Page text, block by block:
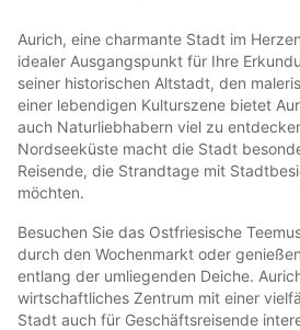
Aurich, eine charmante Stadt im
idealer Ausgangspunkt für Ihre
seiner historischen Altstadt, den
einer lebendigen Kulturszene bietet
auch Naturliebhabern viel zu
Nordseeküste macht die Stadt
Reisende, die Strandtage mit
möchten.
Besuchen Sie das Ostfriesische
durch den Wochenmarkt oder
entlang der umliegenden Deiche.
wirtschaftliches Zentrum mit einer
Stadt auch für Geschäftsreisende